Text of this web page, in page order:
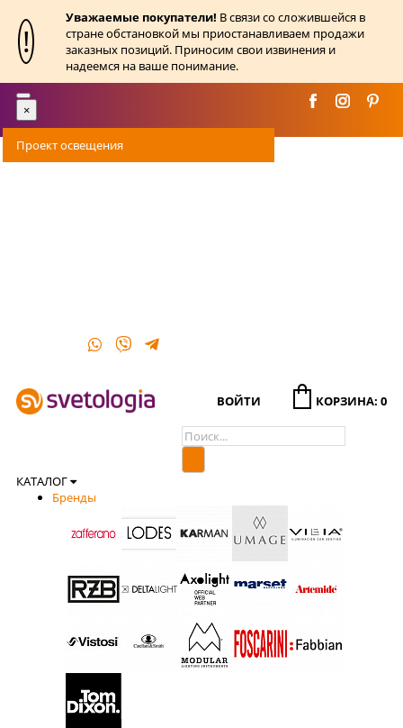
!
Уважаемые покупатели! В связи со сложившейся в
стране обстановкой мы приостанавливаем продажи
заказных позиций. Приносим свои извинения и
надеемся на ваше понимание.
Toggle
navigation
×
Проект освещения
ВОЙТИ КОРЗИНА: 0
КАТАЛОГ
Бренды